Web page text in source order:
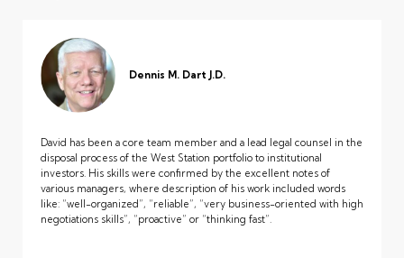
Dennis M. Dart J.D.
David has been a core team member and a lead legal counsel in the
disposal process of the West Station portfolio to institutional
investors. His skills were confirmed by the excellent notes of
various managers, where description of his work included words
like: “well-organized”, “reliable”, “very business-oriented with high
negotiations skills”, “proactive” or “thinking fast”.